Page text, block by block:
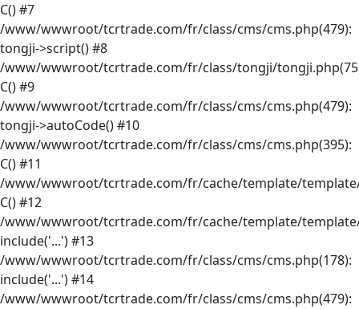
C() #7
/www/wwwroot/tcrtrade.com/fr/class/cms/cms.php(479):
tongji->script() #8
/www/wwwroot/tcrtrade.com/fr/class/tongji/
C() #9
/www/wwwroot/tcrtrade.com/fr/class/cms/cms.php(479):
tongji->autoCode() #10
/www/wwwroot/tcrtrade.com/fr/class/cms/cms.php(395):
C() #11
/www/wwwroot/tcrtrade.com/fr/cache/template/template/
C() #12
/www/wwwroot/tcrtrade.com/fr/cache/template/template/
include('...') #13
/www/wwwroot/tcrtrade.com/fr/class/cms/cms.php(178):
include('...') #14
/www/wwwroot/tcrtrade.com/fr/class/cms/cms.php(479):